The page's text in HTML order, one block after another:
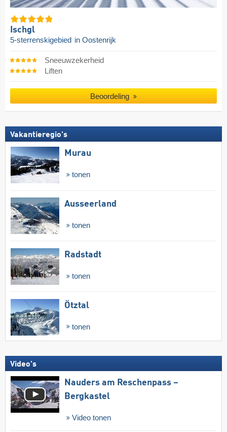
Ischgl
5-sterrenskigebied in Oostenrijk
Sneeuwzekerheid
Liften
Beoordeling
Vakantieregio's
Murau
tonen
Ausseerland
tonen
Radstadt
tonen
Ötztal
tonen
Video's
Nauders am Reschenpass –
Bergkastel
Video tonen